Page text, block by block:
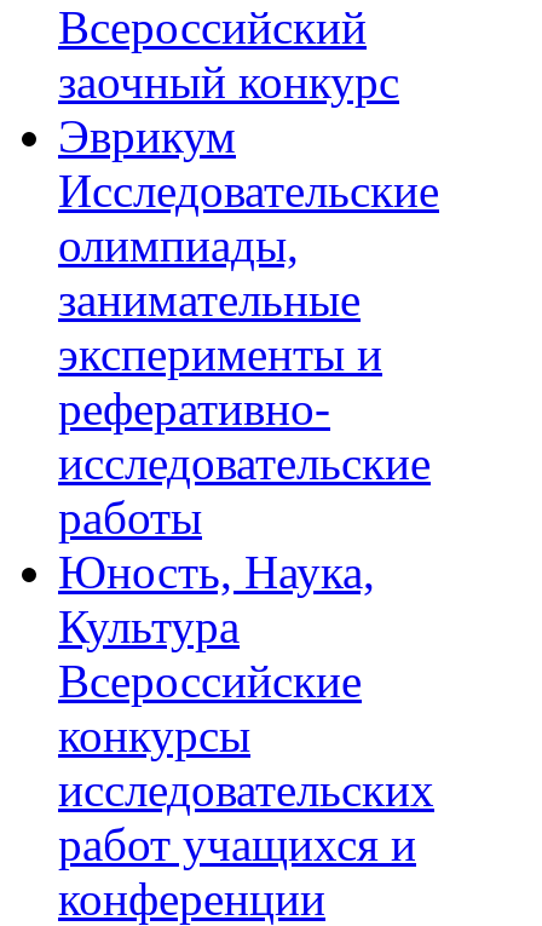
Всероссийский
заочный конкурс
Эврикум
Исследовательские
олимпиады,
занимательные
эксперименты и
реферативно-
исследовательские
работы
Юность, Наука,
Культура
Всероссийские
конкурсы
исследовательских
работ учащихся и
конференции